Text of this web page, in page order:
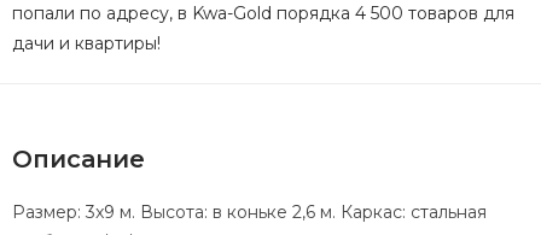
попали по адресу, в Kwa-Gold порядка 4 500 товаров для
дачи и квартиры!
Описание
Размер: 3x9 м. Высота: в коньке 2,6 м. Каркас: стальная